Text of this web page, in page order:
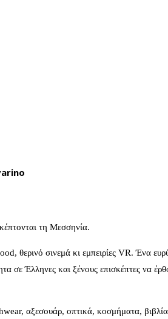
τη Μεσσηνία.
θερινό σινεμά κι εμπειρίες VR. Ένα
σε Έλληνες και ξένους επισκέπτες να
αξεσουάρ, οπτικά, κοσμήματα,